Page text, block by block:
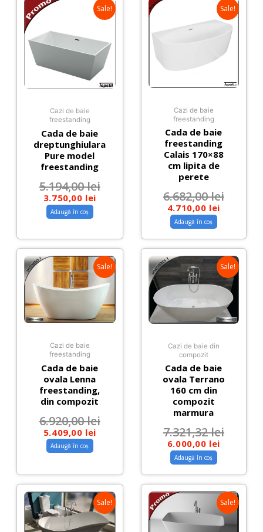
Sale!
Cazi de baie
freestanding
Cada de baie
dreptunghiulara
Pure model
freestanding
5.194,00lei
3.750,00 lei
Adaugă în coș
Sale!
Cazi de baie
freestanding
Cada de baie
freestanding
Calais 170×88
cm lipita de
perete
6.682,00lei
4.710,00 lei
Adaugă în coș
Sale!
Cazi de baie
freestanding
Cada de baie
ovala Lenna
freestanding,
din compozit
6.920,00lei
5.409,00 lei
Adaugă în coș
Sale!
Cazi de baie din
compozit
Cada de baie
ovala Terrano
160 cm din
compozit
marmura
7.321,32lei
6.000,00 lei
Adaugă în coș
Sale! Sale!